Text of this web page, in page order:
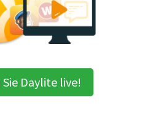
Daylite live!